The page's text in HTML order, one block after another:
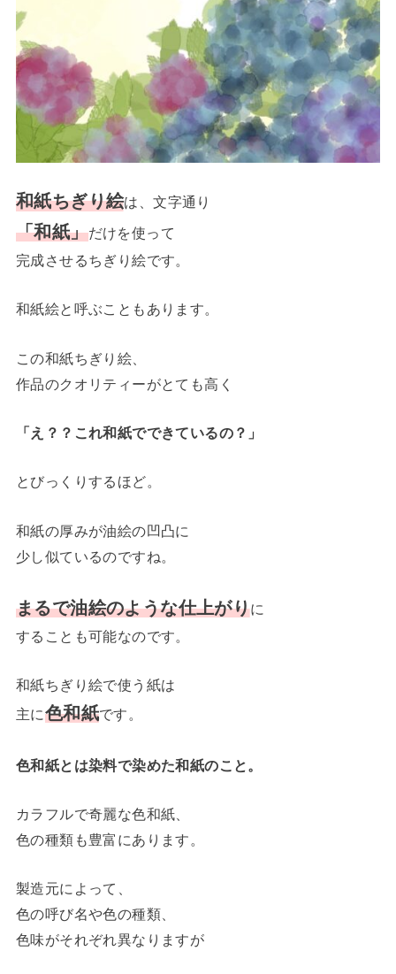
和紙ちぎり絵は、文字通り
「和紙」だけを使って
完成させるちぎり絵です。
和紙絵と呼ぶこともあります。
この和紙ちぎり絵、
作品のクオリティーがとても高く
「え？？これ和紙でできているの？」
とびっくりするほど。
和紙の厚みが油絵の凹凸に
少し似ているのですね。
まるで油絵のような仕上がりに
することも可能なのです。
和紙ちぎり絵で使う紙は
主に色和紙です。
色和紙とは染料で染めた和紙のこと。
カラフルで奇麗な色和紙、
色の種類も豊富にあります。
製造元によって、
色の呼び名や色の種類、
色味がそれぞれ異なりますが